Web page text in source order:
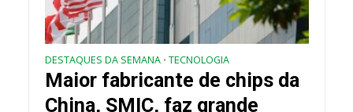
DESTAQUES DA SEMANA • TECNOLOGIA
Maior fabricante de chips da
China, SMIC, faz grande